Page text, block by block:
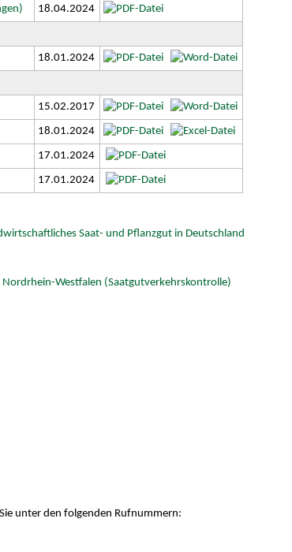
18.04.2024
18.01.2024
15.02.2017
18.01.2024
17.01.2024
17.01.2024
Saat- und Pflanzgut in Deutschland
Westfalen (Saatgutverkehrskontrolle)
unter den folgenden Rufnummern: